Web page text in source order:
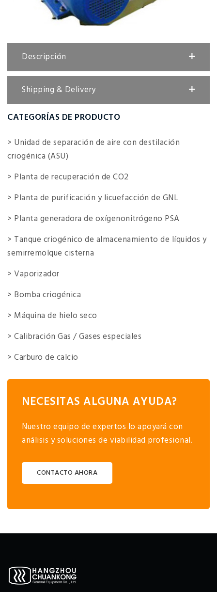
Descripción
Shipping & Delivery
CATEGORÍAS DE PRODUCTO
> Unidad de separación de aire con destilación
criogénica (ASU)
> Planta de recuperación de CO2
> Planta de purificación y licuefacción de GNL
> Planta generadora de oxígenonitrógeno PSA
> Tanque criogénico de almacenamiento de líquidos y
semirremolque cisterna
> Vaporizador
> Bomba criogénica
> Máquina de hielo seco
> Calibración Gas / Gases especiales
> Carburo de calcio
NECESITAS ALGUNA AYUDA?
Nuestro equipo de expertos lo apoyará con
análisis y soluciones de viabilidad profesional.
CONTACTO AHORA